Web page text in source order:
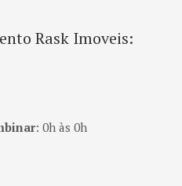
Rask Imoveis:
: 0h às 0h